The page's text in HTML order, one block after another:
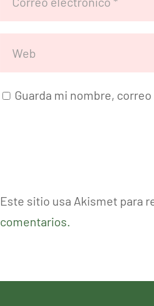
Guarda mi nombre,
Este sitio usa Akismet para
comentarios.